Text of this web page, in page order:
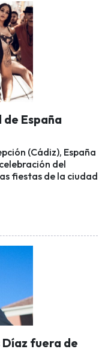
de España
(Cádiz), España
del
fiestas de la ciudad
Díaz fuera de